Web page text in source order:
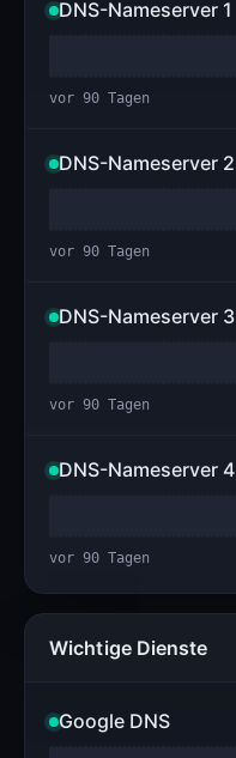
DNS-Nameserver 1
vor 90 Tagen
DNS-Nameserver 2
vor 90 Tagen
DNS-Nameserver 3
vor 90 Tagen
DNS-Nameserver 4
vor 90 Tagen
Wichtige Dienste
Google DNS